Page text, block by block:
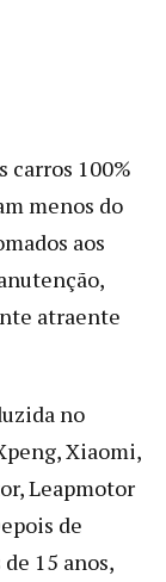
carros 100%
menos do
aos
atraente
no
Xiaomi,
Leapmotor
de
15 anos,